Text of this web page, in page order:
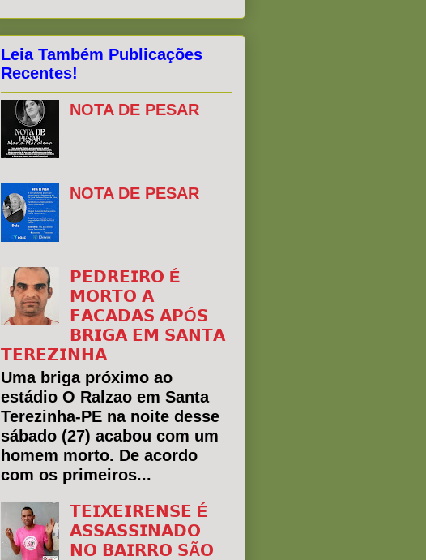
Leia Também Publicações
Recentes!
NOTA DE PESAR
NOTA DE PESAR
𝗣𝗘𝗗𝗥𝗘𝗜𝗥𝗢 É
𝗠𝗢𝗥𝗧𝗢 𝗔
𝗙𝗔𝗖𝗔𝗗𝗔𝗦 𝗔𝗣Ó𝗦
𝗕𝗥𝗜𝗚𝗔 𝗘𝗠 𝗦𝗔𝗡𝗧𝗔
𝗧𝗘𝗥𝗘𝗭𝗜𝗡𝗛𝗔
Uma briga próximo ao
estádio O Ralzao em Santa
Terezinha-PE na noite desse
sábado (27) acabou com um
homem morto. De acordo
com os primeiros...
𝗧𝗘𝗜𝗫𝗘𝗜𝗥𝗘𝗡𝗦𝗘 É
𝗔𝗦𝗦𝗔𝗦𝗦𝗜𝗡𝗔𝗗𝗢
𝗡𝗢 𝗕𝗔𝗜𝗥𝗥𝗢 𝗦Ã𝗢